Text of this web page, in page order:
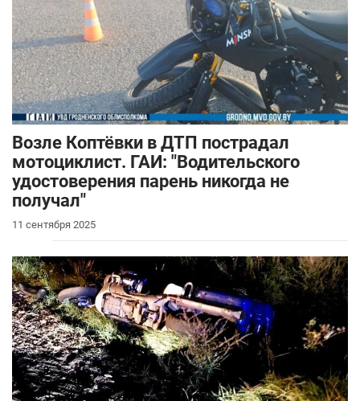
Возле Коптёвки в ДТП пострадал
мотоциклист. ГАИ: "Водительского
удостоверения парень никогда не
получал"
11 сентября 2025